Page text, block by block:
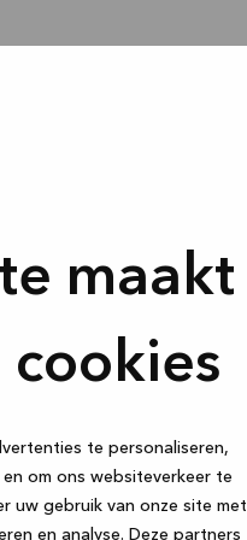
maakt
te personaliseren,
om ons websiteverkeer te
uw gebruik van onze site met
en analyse. Deze partners